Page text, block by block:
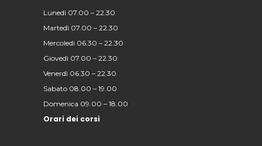
Lunedì 07.00 – 22.30
Martedì 07.00 – 22.30
Mercoledì 06.30 – 22.30
Giovedì 07.00 – 22.30
Venerdì 06.30 – 22.30
Sabato 08.00 – 19.00
Domenica 09.00 – 18.00
Orari dei corsi